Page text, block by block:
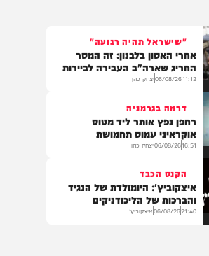
"שישראל תהיה רגועה"
אחרי האסון בלבנון: זה המסר
החריג שארה"ב העבירה לביירות
11:12
06/08/26 יצחק כהן
דרמה בגרמניה
רחפן נפץ אותר ליד מטוס
אוקראיני עמוס תחמושת
06/08/26 יצחק כהן
הקנס הכבד
איצקוביץ': היומולדת של הנגיד